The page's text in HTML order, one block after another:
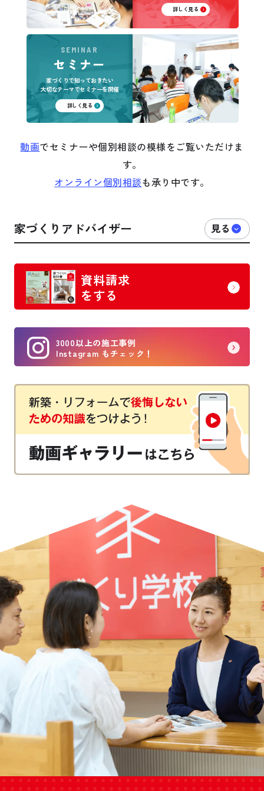
詳しく見る
SEMINAR
セミナー
家づくりで知っておきたい
大切なテーマでセミナーを開催
詳しく見る
動画でセミナーや個別相談の模様をご覧いただけま
す。
オンライン個別相談も承り中です。
家づくりアドバイザー
資料請求
をする
3000以上の施工事例
Instagram もチェック！